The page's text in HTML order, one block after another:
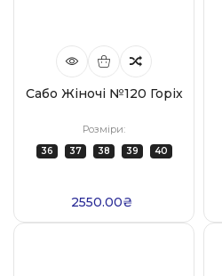
Сабо Жіночі №120 Горіх
Розміри:
36 37 38 39 40
2550.00₴